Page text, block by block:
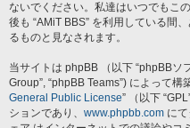
ないでください。私達はいつでもこ
後も “AMiT BBS” を利用している間
るものと見なされます。
当サイトは phpBB （以下 “phpBBソ
Group”, “phpBB Teams”) によって
General Public License” （以下
ションであり、 www.phpbb.com に